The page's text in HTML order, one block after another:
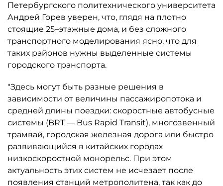
Петербургского политехнического университета
Андрей Горев уверен, что, глядя на плотно
стоящие 25–этажные дома, и без сложного
транспортного моделирования ясно, что для
таких районов нужны выделенные системы
городского транспорта.
"Здесь могут быть разные решения в
зависимости от величины пассажиропотока и
средней длины поездки: скоростные автобусные
системы (BRT — Bus Rapid Transit), многозвенный
трамвай, городская железная дорога или быстро
развивающийся в китайских городах
низкоскоростной монорельс. При этом
актуальность этих систем не исчезает после
появления станций метрополитена, так как до